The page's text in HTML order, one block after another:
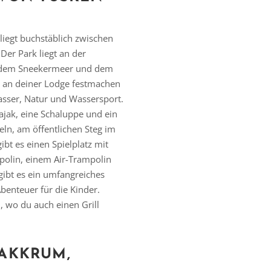
buchstäblich zwischen
Park liegt an der
Sneekermeer und dem
deiner Lodge festmachen
Natur und Wassersport.
eine Schaluppe und ein
am öffentlichen Steg im
es einen Spielplatz mit
einem Air-Trampolin
es ein umfangreiches
für die Kinder.
wo du auch einen Grill